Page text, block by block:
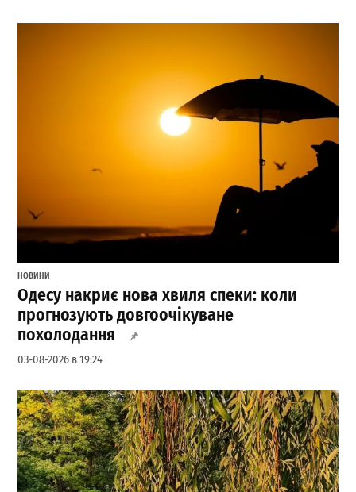
НОВИНИ
Одесу накриє нова хвиля спеки: коли
прогнозують довгоочікуване
похолодання
03-08-2026 в 19:24